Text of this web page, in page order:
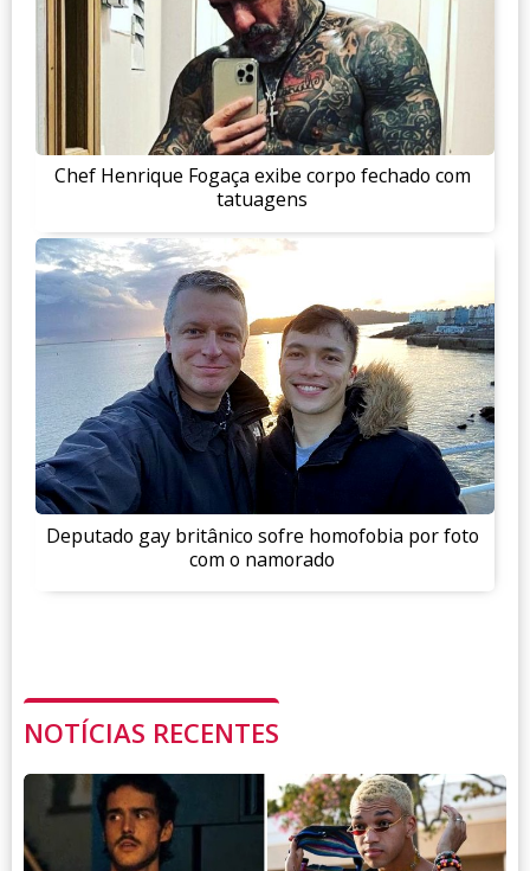
Chef Henrique Fogaça exibe corpo fechado com
tatuagens
Deputado gay britânico sofre homofobia por foto
com o namorado
NOTÍCIAS RECENTES